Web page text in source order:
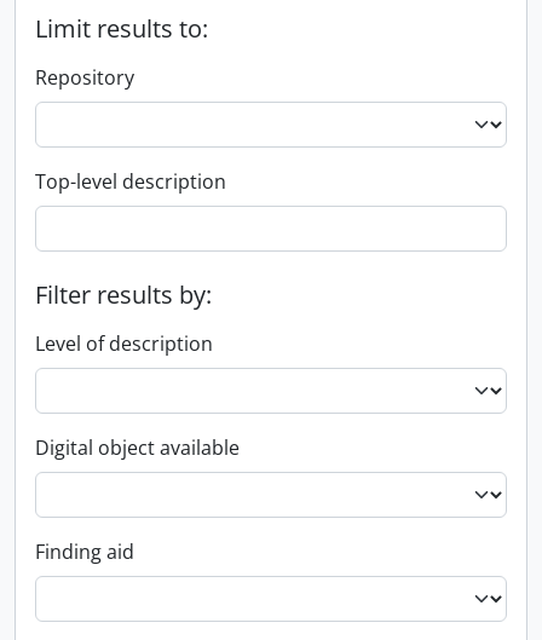
Limit results to:
Repository
Top-level description
Filter results by:
Level of description
Digital object available
Finding aid